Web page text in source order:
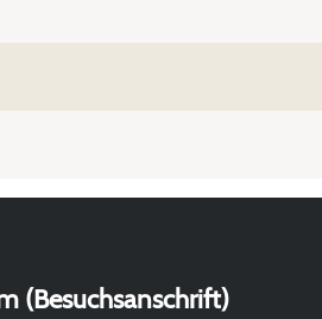
(Besuchsanschrift)